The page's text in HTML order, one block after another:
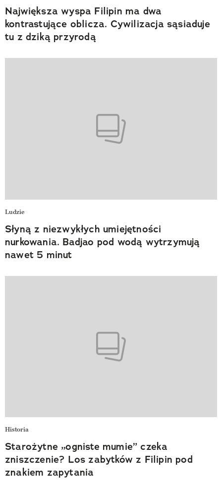
Największa wyspa Filipin ma dwa
kontrastujące oblicza. Cywilizacja sąsiaduje
tu z dziką przyrodą
Ludzie
Słyną z niezwykłych umiejętności
nurkowania. Badjao pod wodą wytrzymują
nawet 5 minut
Historia
Starożytne „ogniste mumie” czeka
zniszczenie? Los zabytków z Filipin pod
znakiem zapytania